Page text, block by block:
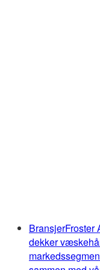
BransjerFroster
dekker